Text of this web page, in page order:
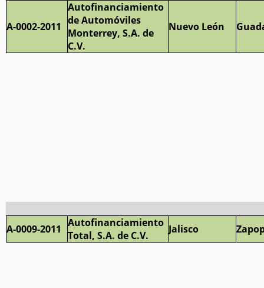
A-0002-2011
Autofinanciamiento
de Automóviles
Monterrey, S.A. de
C.V.
Nuevo León
A-0009-2011 Autofinanciamiento
Total, S.A. de C.V.
Jalisco